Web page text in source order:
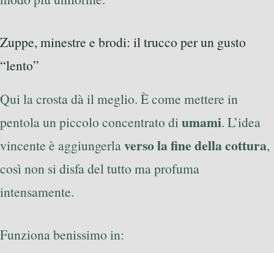
Zuppe, minestre e brodi: il trucco per un gusto
“lento”
Qui la crosta dà il meglio. È come mettere in
pentola un piccolo concentrato di umami. L’idea
vincente è aggiungerlaverso la fine della cottura,
così non si disfa del tutto ma profuma
intensamente.
Funziona benissimo in: